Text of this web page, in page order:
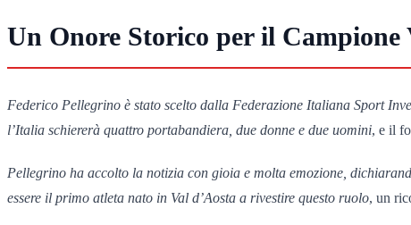
Un Onore Storico per il Campione
Federico Pellegrino è stato scelto dalla Federazione Italiana Sport
l’Italia schiererà quattro portabandiera, due donne e due uomini, e il
Pellegrino ha accolto la notizia con gioia e molta emozione,
essere il primo atleta nato in Val d’Aosta a rivestire questo ruolo, un